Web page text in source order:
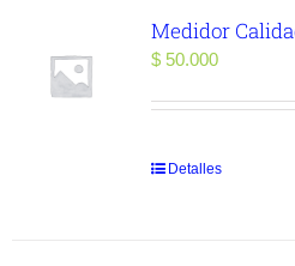
Medidor
$50.000
Detalles